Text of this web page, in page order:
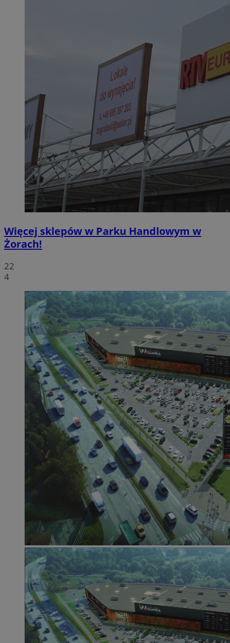
Więcej sklepów w Parku Handlowym w
Żorach!
22
4